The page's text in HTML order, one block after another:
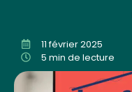
11 février 2025
5 min de lecture